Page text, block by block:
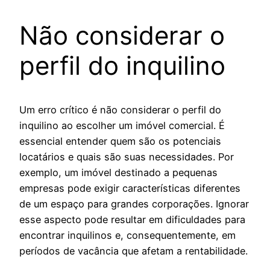
Não considerar o
perfil do inquilino
Um erro crítico é não considerar o perfil do
inquilino ao escolher um imóvel comercial. É
essencial entender quem são os potenciais
locatários e quais são suas necessidades. Por
exemplo, um imóvel destinado a pequenas
empresas pode exigir características diferentes
de um espaço para grandes corporações. Ignorar
esse aspecto pode resultar em dificuldades para
encontrar inquilinos e, consequentemente, em
períodos de vacância que afetam a rentabilidade.